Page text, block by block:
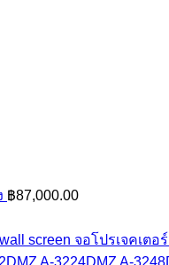
฿87,000.00
screen จอโปรเจคเต
A-3224DMZ A-